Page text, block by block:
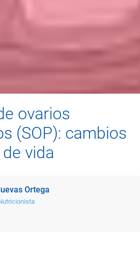
ovarios
(SOP): cambios
vida
Ortega